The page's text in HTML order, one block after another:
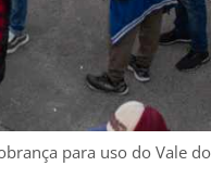
para uso do Vale do